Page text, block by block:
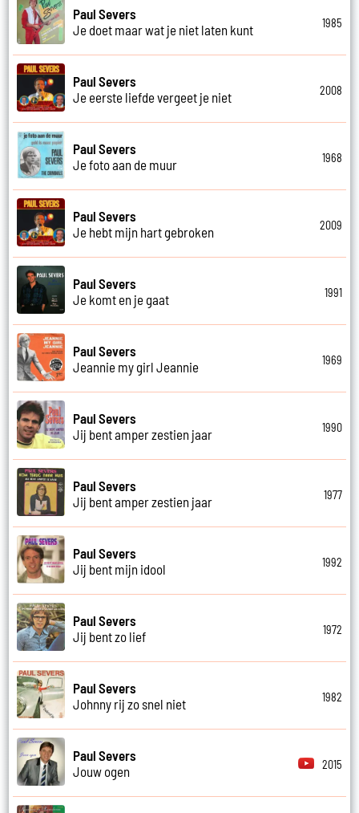
Paul Severs
Je doet maar wat je niet laten kunt
1985
Paul Severs
Je eerste liefde vergeet je niet
2008
Paul Severs
Je foto aan de muur
1968
Paul Severs
Je hebt mijn hart gebroken
2009
Paul Severs
Je komt en je gaat
1991
Paul Severs
Jeannie my girl Jeannie
1969
Paul Severs
Jij bent amper zestien jaar
1990
Paul Severs
Jij bent amper zestien jaar
1977
Paul Severs
Jij bent mijn idool
1992
Paul Severs
Jij bent zo lief
1972
Paul Severs
Johnny rij zo snel niet
1982
Paul Severs
Jouw ogen
2015